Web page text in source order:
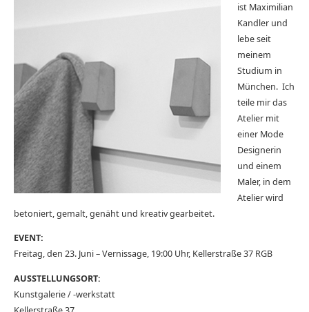
ist Maximilian
Kandler und
lebe seit
meinem
Studium in
München. Ich
teile mir das
Atelier mit
einer Mode
Designerin
und einem
Maler, in dem
Atelier wird
betoniert, gemalt, genäht und kreativ gearbeitet.
EVENT:
Freitag, den 23. Juni – Vernissage, 19:00 Uhr, Kellerstraße 37 RGB
AUSSTELLUNGSORT:
Kunstgalerie / -werkstatt